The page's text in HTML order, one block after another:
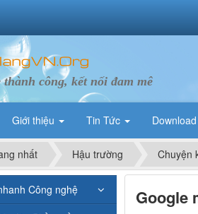
thành công, kết nối đam mê
Giới thiệu Tin Tức Download
nhất Hậu trường Chuyện
Google
Công nghệ